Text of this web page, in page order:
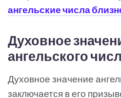
ангельские числа
Духовное
ангельского
Духовное значение
заключается в его